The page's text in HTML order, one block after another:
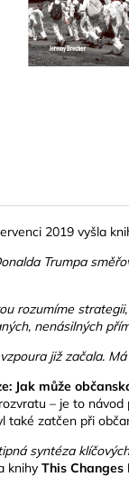
2019 vyšla
Trumpa
rozumíme
nenásilných
již začala.
Jak může
– je to návod
také zatčen při
syntéza
knihy This Changes